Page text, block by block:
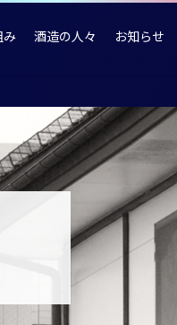
み 酒造の人々 お知らせ